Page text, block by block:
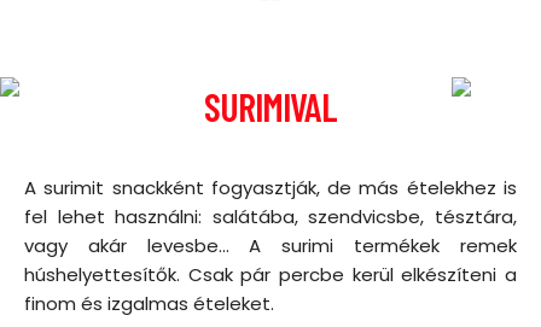
SURIMIVAL
A surimit snackként fogyasztják, de más ételekhez is
fel lehet használni: salátába, szendvicsbe, tésztára,
vagy akár levesbe... A surimi termékek remek
húshelyettesítők. Csak pár percbe kerül elkészíteni a
finom és izgalmas ételeket.